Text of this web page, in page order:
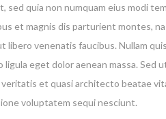
quia non numquam eius modi
et magnis dis parturient montes,
venenatis faucibus. Nullam
eget dolor aenean massa.
et quasi architecto beatae
voluptatem sequi nesciunt.